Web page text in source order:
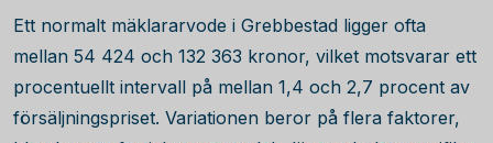
Ett normalt mäklararvode i Grebbestad ligger ofta
mellan 54 424 och 132 363 kronor, vilket motsvarar ett
procentuellt intervall på mellan 1,4 och 2,7 procent av
försäljningspriset. Variationen beror på flera faktorer,